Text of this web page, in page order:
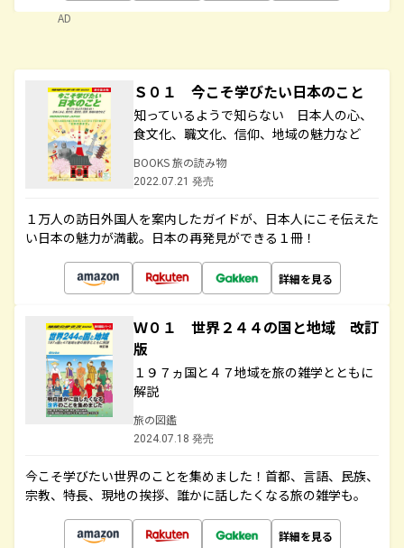
AD
Ｓ０１ 今こそ学びたい日本のこと
知っているようで知らない 日本人の心、
食文化、職文化、信仰、地域の魅力など
BOOKS 旅の読み物
2022.07.21 発売
１万人の訪日外国人を案内したガイドが、日本人にこそ伝えた
い日本の魅力が満載。日本の再発見ができる１冊！
詳細を見る
Ｗ０１ 世界２４４の国と地域 改訂
版
１９７ヵ国と４７地域を旅の雑学とともに
解説
旅の図鑑
2024.07.18 発売
今こそ学びたい世界のことを集めました！首都、言語、民族、
宗教、特長、現地の挨拶、誰かに話したくなる旅の雑学も。
詳細を見る